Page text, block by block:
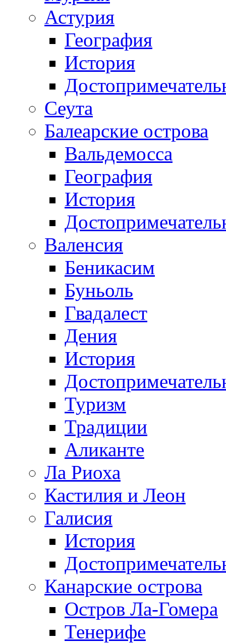
Астурия
География
История
Сеута
Балеарские острова
Вальдемосса
География
История
Валенсия
Беникасим
Буньоль
Гвадалест
Дения
История
Туризм
Традиции
Аликанте
Ла Риоха
Кастилия и Леон
Галисия
История
Канарские острова
Остров Ла-Гомера
Тенерифе